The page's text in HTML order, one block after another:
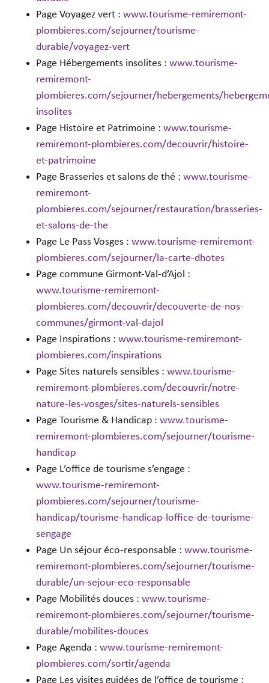
Page Voyagez vert : www.tourisme-remiremont-
plombieres.com/sejourner/tourisme-
durable/voyagez-vert
Page Hébergements insolites : www.tourisme-
remiremont-
plombieres.com/sejourner/hebergements/
insolites
Page Histoire et Patrimoine : www.tourisme-
remiremont-plombieres.com/decouvrir/histoire-
et-patrimoine
Page Brasseries et salons de thé : www.tourisme-
remiremont-
plombieres.com/sejourner/restauration/brasseries-
et-salons-de-the
Page Le Pass Vosges : www.tourisme-remiremont-
plombieres.com/sejourner/la-carte-dhotes
Page commune Girmont-Val-d’Ajol :
www.tourisme-remiremont-
plombieres.com/decouvrir/decouverte-de-nos-
communes/girmont-val-dajol
Page Inspirations : www.tourisme-remiremont-
plombieres.com/inspirations
Page Sites naturels sensibles : www.tourisme-
remiremont-plombieres.com/decouvrir/notre-
nature-les-vosges/sites-naturels-sensibles
Page Tourisme & Handicap : www.tourisme-
remiremont-plombieres.com/sejourner/tourisme-
handicap
Page L’office de tourisme s’engage :
www.tourisme-remiremont-
plombieres.com/sejourner/tourisme-
handicap/tourisme-handicap-loffice-de-tourisme-
sengage
Page Un séjour éco-responsable : www.tourisme-
remiremont-plombieres.com/sejourner/tourisme-
durable/un-sejour-eco-responsable
Page Mobilités douces : www.tourisme-
remiremont-plombieres.com/sejourner/tourisme-
durable/mobilites-douces
Page Agenda : www.tourisme-remiremont-
plombieres.com/sortir/agenda
Page Les visites guidées de l’office de tourisme :